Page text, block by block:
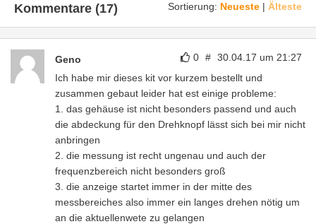
Sortierung: Neueste | Älteste
Kommentare (17)
0 # 30.04.17 um 21:27
Geno
Ich habe mir dieses kit vor kurzem bestellt und
zusammen gebaut leider hat est einige probleme:
1. das gehäuse ist nicht besonders passend und auch
die abdeckung für den Drehknopf lässt sich bei mir nicht
anbringen
2. die messung ist recht ungenau und auch der
frequenzbereich nicht besonders groß
3. die anzeige startet immer in der mitte des
messbereiches also immer ein langes drehen nötig um
an die aktuellenwete zu gelangen